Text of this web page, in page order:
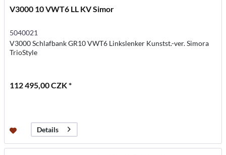
V3000 10 VWT6 LL KV Simor
5040021
V3000 Schlafbank GR10 VWT6 Linkslenker Kunstst.-ver. Simora
TrioStyle
112 495,00 CZK *
Details